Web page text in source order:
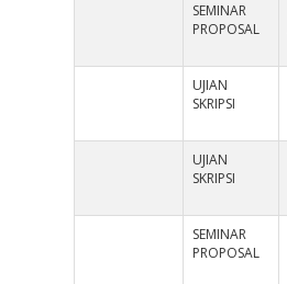
SEMINAR
PROPOSAL
UJIAN
SKRIPSI
UJIAN
SKRIPSI
SEMINAR
PROPOSAL